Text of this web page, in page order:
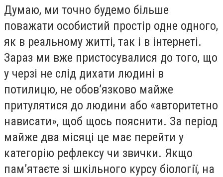
Думаю, ми точно будемо більше
поважати особистий простір одне одного,
як в реальному житті, так і в інтернеті.
Зараз ми вже пристосувалися до того, що
у черзі не слід дихати людині в
потилицю, не обов’язково майже
притулятися до людини або «авторитетно
нависати», щоб щось пояснити. За період
майже два місяці це має перейти у
категорію рефлексу чи звички. Якщо
пам’ятаєте зі шкільного курсу біології, на